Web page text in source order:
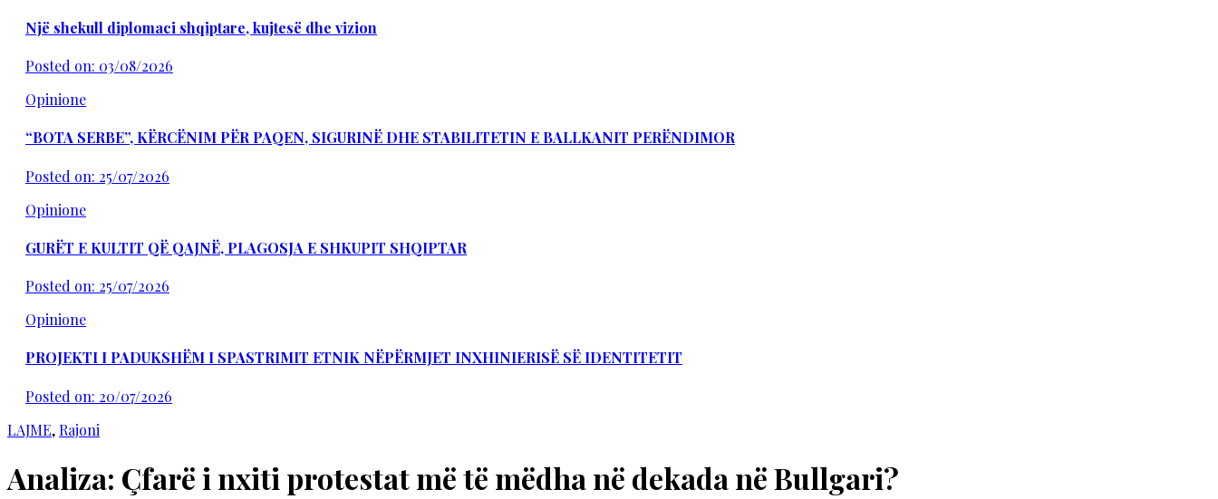
Një shekull diplomaci shqiptare, kujtesë dhe vizion
Posted on: 03/08/2026
Opinione
“BOTA SERBE”, KËRCËNIM PËR PAQEN, SIGURINË DHE STABILITETIN E BALLKANIT PERËNDIMOR
Posted on: 25/07/2026
Opinione
GURËT E KULTIT QË QAJNË, PLAGOSJA E SHKUPIT SHQIPTAR
Posted on: 25/07/2026
Opinione
PROJEKTI I PADUKSHËM I SPASTRIMIT ETNIK NËPËRMJET INXHINIERISË SË IDENTITETIT
Posted on: 20/07/2026
LAJME, Rajoni
Analiza: Çfarë i nxiti protestat më të mëdha në dekada në Bullgari?